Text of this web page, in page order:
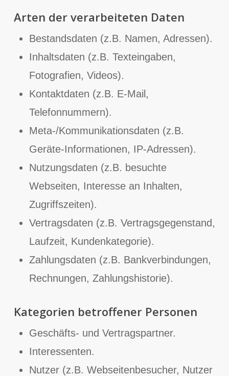
Arten der verarbeiteten Daten
Bestandsdaten (z.B. Namen, Adressen).
Inhaltsdaten (z.B. Texteingaben,
Fotografien, Videos).
Kontaktdaten (z.B. E-Mail,
Telefonnummern).
Meta-/Kommunikationsdaten (z.B.
Geräte-Informationen, IP-Adressen).
Nutzungsdaten (z.B. besuchte
Webseiten, Interesse an Inhalten,
Zugriffszeiten).
Vertragsdaten (z.B. Vertragsgegenstand,
Laufzeit, Kundenkategorie).
Zahlungsdaten (z.B. Bankverbindungen,
Rechnungen, Zahlungshistorie).
Kategorien betroffener Personen
Geschäfts- und Vertragspartner.
Interessenten.
Nutzer (z.B. Webseitenbesucher, Nutzer